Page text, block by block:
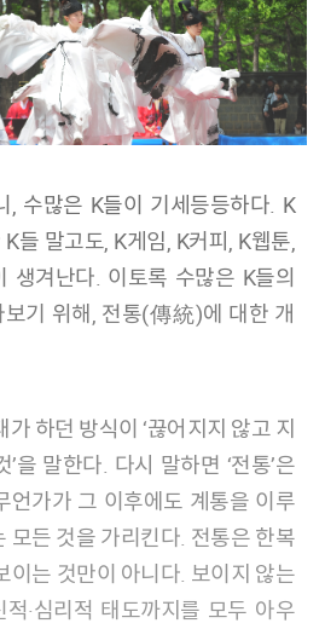
들 말고도, K게임, K커피, K웹툰,
생겨난다. 이토록 수많은 K들의
기 위해, 전통(傳統)에 대한 개
을 말한다. 다시 말하면 ‘전통’은
언가가 그 이후에도 계통을 이루
모든 것을 가리킨다. 전통은 한복
이는 것만이 아니다. 보이지 않는
·심리적 태도까지를 모두 아우